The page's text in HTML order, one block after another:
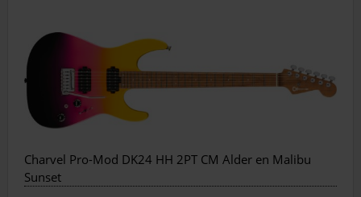
Charvel Pro-Mod DK24 HH 2PT CM Alder en Malibu
Sunset